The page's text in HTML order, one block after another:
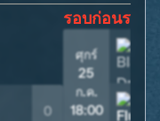
0
รอบก่อนรอง
ศุกร์
25
ก.ค.
18:00